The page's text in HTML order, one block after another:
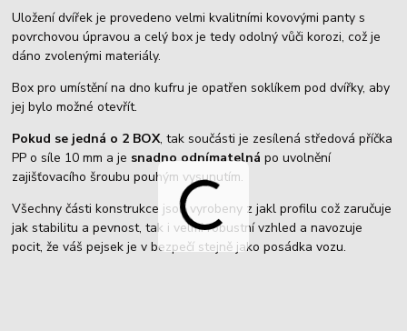
Uložení dvířek je provedeno velmi kvalitními kovovými panty s
povrchovou úpravou a celý box je tedy odolný vůči korozi, což je
dáno zvolenými materiály.
Box pro umístění na dno kufru je opatřen soklíkem pod dvířky, aby
jej bylo možné otevřít.
Pokud se jedná o 2 BOX, tak součásti je zesílená středová příčka
PP o síle 10 mm a je snadno odnímatelná po uvolnění
zajišťovacího šroubu pouhým vysunutím.
Všechny části konstrukce jsou vyrobeny z jakl profilu což zaručuje
jak stabilitu a pevnost, tak i velmi robustní vzhled a navozuje
pocit, že váš pejsek je v bezpečí stejně jako posádka vozu.